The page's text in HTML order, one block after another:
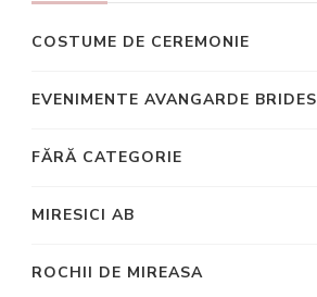
COSTUME DE CEREMONIE
EVENIMENTE AVANGARDE BRIDES
FĂRĂ CATEGORIE
MIRESICI AB
ROCHII DE MIREASA